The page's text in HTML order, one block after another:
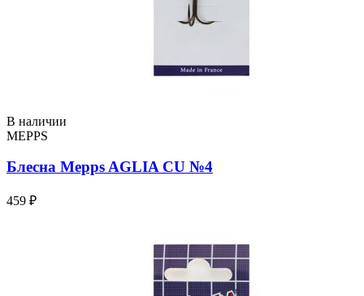
В наличии
MEPPS
Блесна Mepps AGLIA CU №4
459 ₽